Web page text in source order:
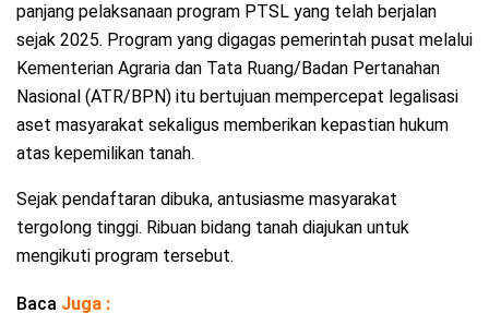
panjang pelaksanaan program PTSL yang telah berjalan
sejak 2025. Program yang digagas pemerintah pusat melalui
Kementerian Agraria dan Tata Ruang/Badan Pertanahan
Nasional (ATR/BPN) itu bertujuan mempercepat legalisasi
aset masyarakat sekaligus memberikan kepastian hukum
atas kepemilikan tanah.
Sejak pendaftaran dibuka, antusiasme masyarakat
tergolong tinggi. Ribuan bidang tanah diajukan untuk
mengikuti program tersebut.
Baca Juga :